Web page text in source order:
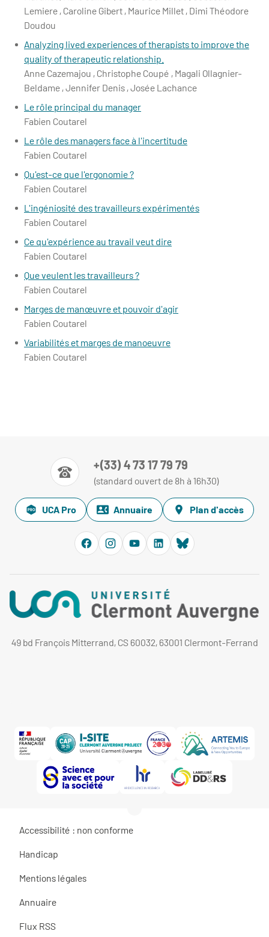
Lemiere , Caroline Gibert , Maurice Millet , Dimi Théodore
Doudou
Analyzing lived experiences of therapists to improve the
quality of therapeutic relationship.
Anne Cazemajou , Christophe Coupé , Magali Ollagnier-
Beldame , Jennifer Denis , Josée Lachance
Le rôle principal du manager
Fabien Coutarel
Le rôle des managers face à l'incertitude
Fabien Coutarel
Qu'est-ce que l'ergonomie ?
Fabien Coutarel
L'ingéniosité des travailleurs expérimentés
Fabien Coutarel
Ce qu'expérience au travail veut dire
Fabien Coutarel
Que veulent les travailleurs ?
Fabien Coutarel
Marges de manœuvre et pouvoir d'agir
Fabien Coutarel
Variabilités et marges de manoeuvre
Fabien Coutarel
+(33) 4 73 17 79 79
(standard ouvert de 8h à 16h30)
UCA Pro Annuaire Plan d'accès
49 bd François Mitterrand, CS 60032, 63001 Clermont-Ferrand
Accessibilité : non conforme
Handicap
Mentions légales
Annuaire
Flux RSS